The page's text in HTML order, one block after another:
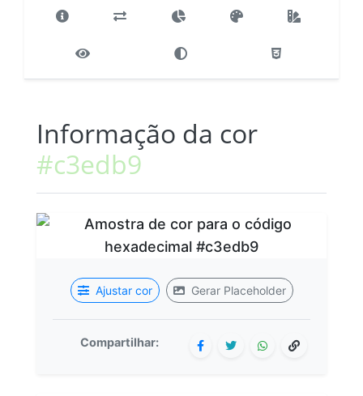
Informação da cor
#c3edb9
Ajustar cor Gerar Placeholder
Compartilhar: